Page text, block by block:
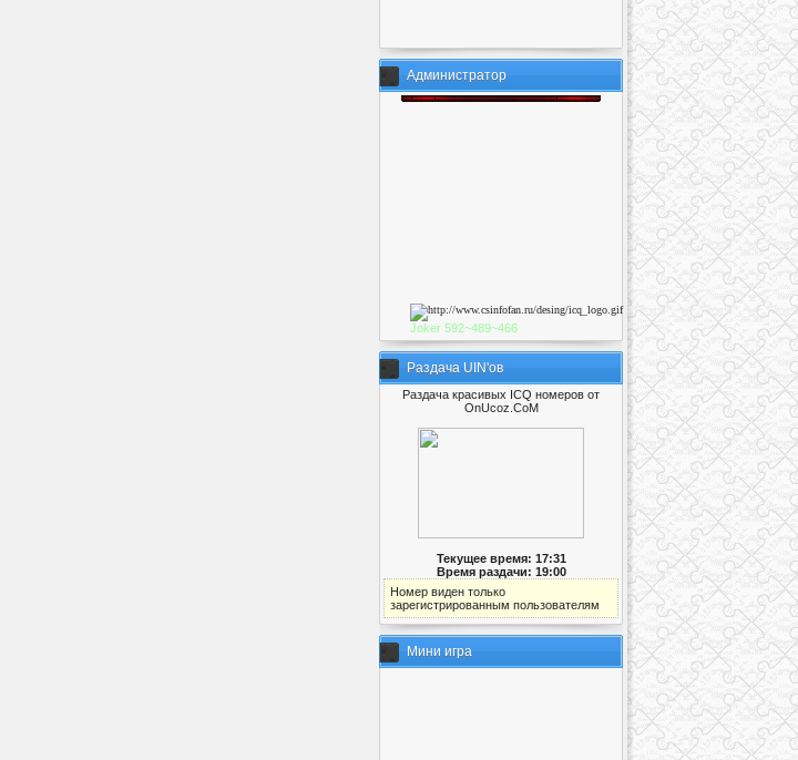
Администратор
Joker 592~489~466
Раздача UIN'ов
Раздача красивых ICQ номеров от
OnUcoz.CoM
Текущее время: 17:31
Время раздачи: 19:00
Номер виден только
зарегистрированным пользователям
Мини игра